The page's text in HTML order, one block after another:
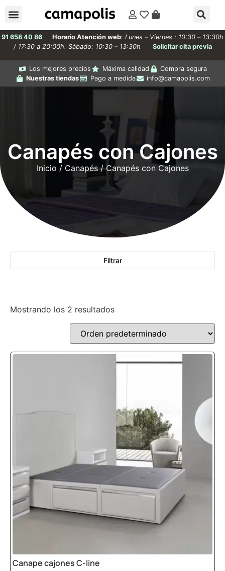
91 658 40 86 Horario Atención web: Lunes – Viernes : 10:30 – 13:30h
/ 17:30 a 20:00h. Sábado: 10:30 – 13:30h
Solicitar cita previa
Los mejores precios Máxima calidad
Compra segura
Nuestras tiendas
Pago a medida info@camapolis.com
Canapés con Cajones
Inicio / Canapés/ Canapés con Cajones
Filtrar
Mostrando los 2 resultados
Canape cajones C-line